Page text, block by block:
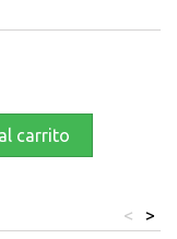
carrito
>
<